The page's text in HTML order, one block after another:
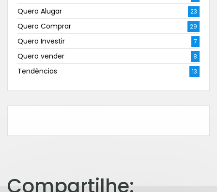
Quero Alugar 23
Quero Comprar 29
Quero Investir 7
Quero vender 8
Tendências 13
Compartilhe: